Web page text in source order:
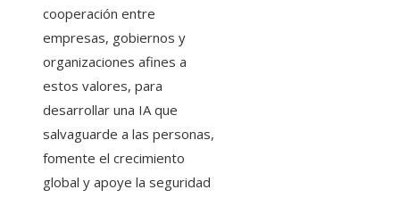
cooperación entre
empresas, gobiernos y
organizaciones afines a
estos valores, para
desarrollar una IA que
salvaguarde a las personas,
fomente el crecimiento
global y apoye la seguridad